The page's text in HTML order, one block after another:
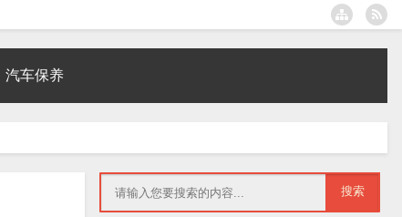
汽车保养